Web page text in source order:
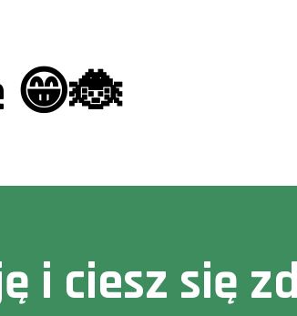
😁🐞
i ciesz się